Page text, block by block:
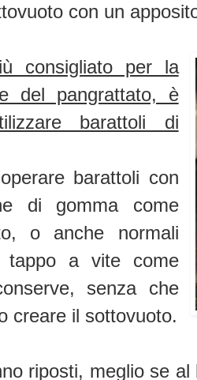
con un
consigliato per la
del pangrattato, è
barattoli di
barattoli con
di gomma come
o anche normali
tappo a vite come
senza che
creare il sottovuoto.
riposti, meglio se